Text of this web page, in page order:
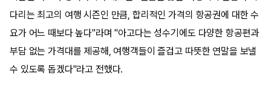
다리는 최고의 여행 시즌인 만큼, 합리적인 가격의 항공권에 대한 수
요가 어느 때보다 높다"라며 "아고다는 성수기에도 다양한 항공편과
부담 없는 가격대를 제공해, 여행객들이 즐겁고 따뜻한 연말을 보낼
수 있도록 돕겠다"라고 전했다.